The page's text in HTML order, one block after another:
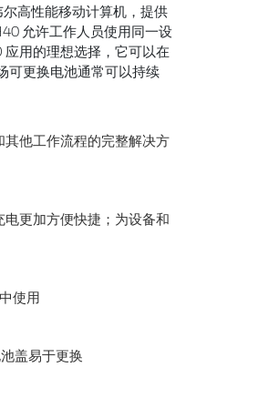
高性能移动计算机，提供
允许工作人员使用同一设
应用的理想选择，它可以在
可更换电池通常可以持续
他工作流程的完整解决方
更加方便快捷；为设备和
使用
盖易于更换